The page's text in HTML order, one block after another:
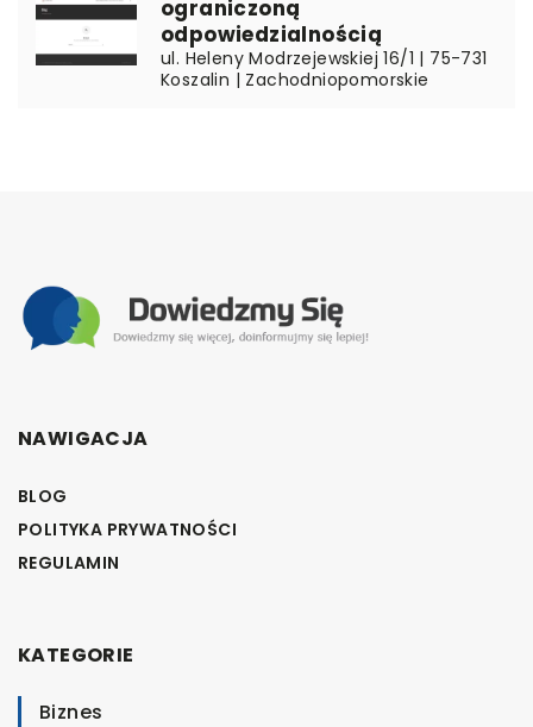
ograniczoną
odpowiedzialnością
ul. Heleny Modrzejewskiej 16/1 | 75-731
Koszalin | Zachodniopomorskie
NAWIGACJA
BLOG
POLITYKA PRYWATNOŚCI
REGULAMIN
KATEGORIE
Biznes